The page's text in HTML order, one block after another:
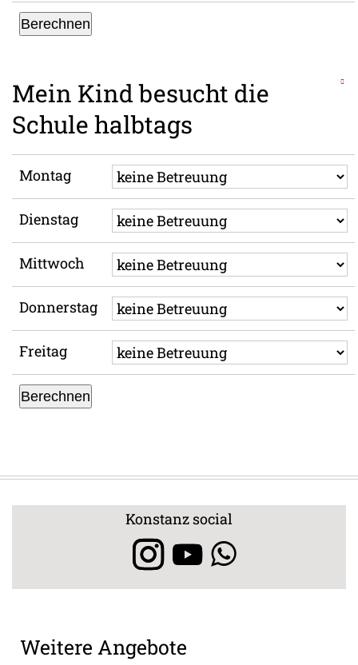
Berechnen
Mein Kind besucht die
Schule halbtags
Montag
Dienstag
Mittwoch
Donnerstag
Freitag
Berechnen
Konstanz social
Weitere Angebote